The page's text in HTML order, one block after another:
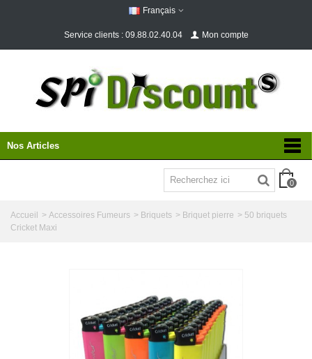
Français
Service clients : 09.88.02.40.04 Mon compte
Nos Articles
0
Accueil > Accessoires Fumeurs > Briquets > Briquet pierre > 50 briquets
Cricket Maxi